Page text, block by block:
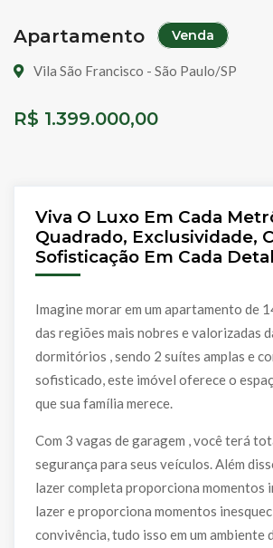
Apartamento Venda
Vila São Francisco - São Paulo/SP
R$ 1.399.000,00
Viva O Luxo Em Cada
Quadrado, Exclusividade,
Sofisticação Em Cada
Imagine morar em um apartamento de
das regiões mais nobres e valorizadas
dormitórios , sendo 2 suítes amplas e
sofisticado, este imóvel oferece o
que sua família merece.
Com 3 vagas de garagem , você terá
segurança para seus veículos. Além
lazer completa proporciona momentos
lazer e proporciona momentos
convivência, tudo isso em um ambiente